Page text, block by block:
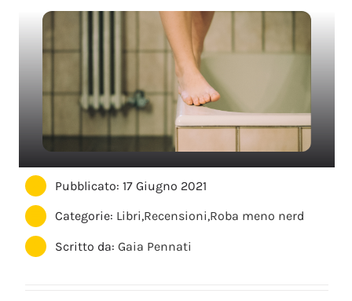
Pubblicato: 17 Giugno 2021
Categorie: Libri,Recensioni,Roba meno nerd
Scritto da:Gaia Pennati